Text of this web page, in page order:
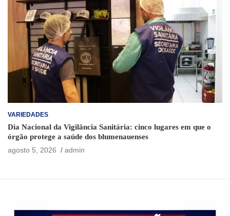
VARIEDADES
Dia Nacional da Vigilância Sanitária: cinco lugares em que o
órgão protege a saúde dos blumenauenses
agosto 5, 2026
admin